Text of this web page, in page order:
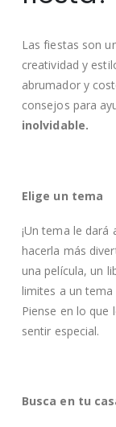
Las fiestas son
creatividad y
abrumador y
consejos para
inolvidable.
Elige un tema
¡Un tema le
hacerla más
una película, un
limites a un tema
Piense en lo que
sentir especial.
Busca en tu